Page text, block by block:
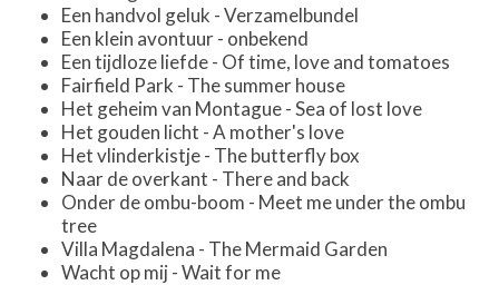
Een handvol geluk - Verzamelbundel
Een klein avontuur - onbekend
Een tijdloze liefde - Of time, love and tomatoes
Fairfield Park - The summer house
Het geheim van Montague - Sea of lost love
Het gouden licht - A mother's love
Het vlinderkistje - The butterfly box
Naar de overkant - There and back
Onder de ombu-boom - Meet me under the ombu
tree
Villa Magdalena - The Mermaid Garden
Wacht op mij - Wait for me